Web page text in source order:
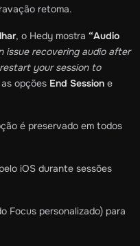
retoma.
, o Hedy mostra “Audio
issue recovering audio after
your session to
opções End Session e
é preservado em todos
iOS durante sessões
Focus personalizado) para